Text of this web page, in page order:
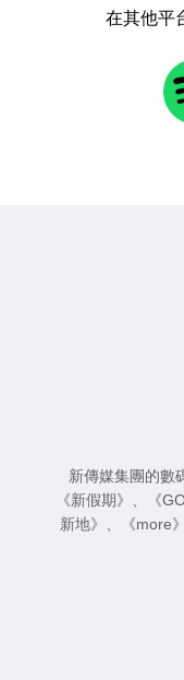
在其他平
新傳媒集團的數
《新假期》
《
新地》
《more》